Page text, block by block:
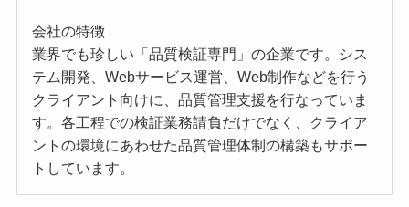
会社の特徴
業界でも珍しい「品質検証専門」の企業です。シス
テム開発、Webサービス運営、Web制作などを行う
クライアント向けに、品質管理支援を行なっていま
す。各工程での検証業務請負だけでなく、クライア
ントの環境にあわせた品質管理体制の構築もサポー
トしています。